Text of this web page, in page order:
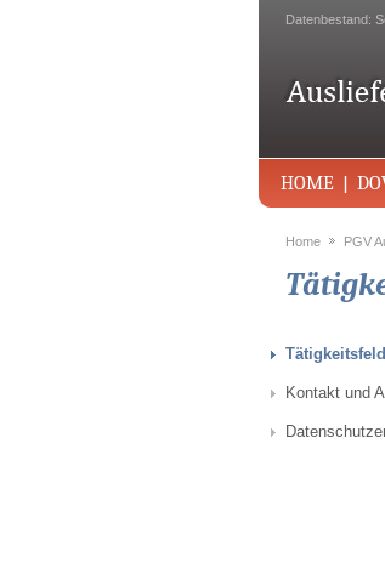
Datenbestand:
HOME
Home PGV
Kontakt und